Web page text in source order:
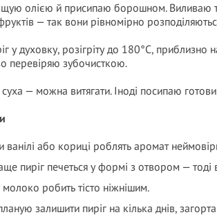
олією й присипаю борошном. Виливаю
— так вони рівномірно
у духовку, розігріту до 180°C,
перевіряю зубочисткою.
— можна витягати. Іноді посипаю
ванілі або кориці роблять аромат
пиріг печеться у формі з отвором — тоді
робить тісто ніжнішим.
залишити пиріг на кілька днів,